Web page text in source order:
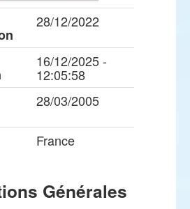
28/12/2022
16/12/2025 -
12:05:58
28/03/2005
France
Générales